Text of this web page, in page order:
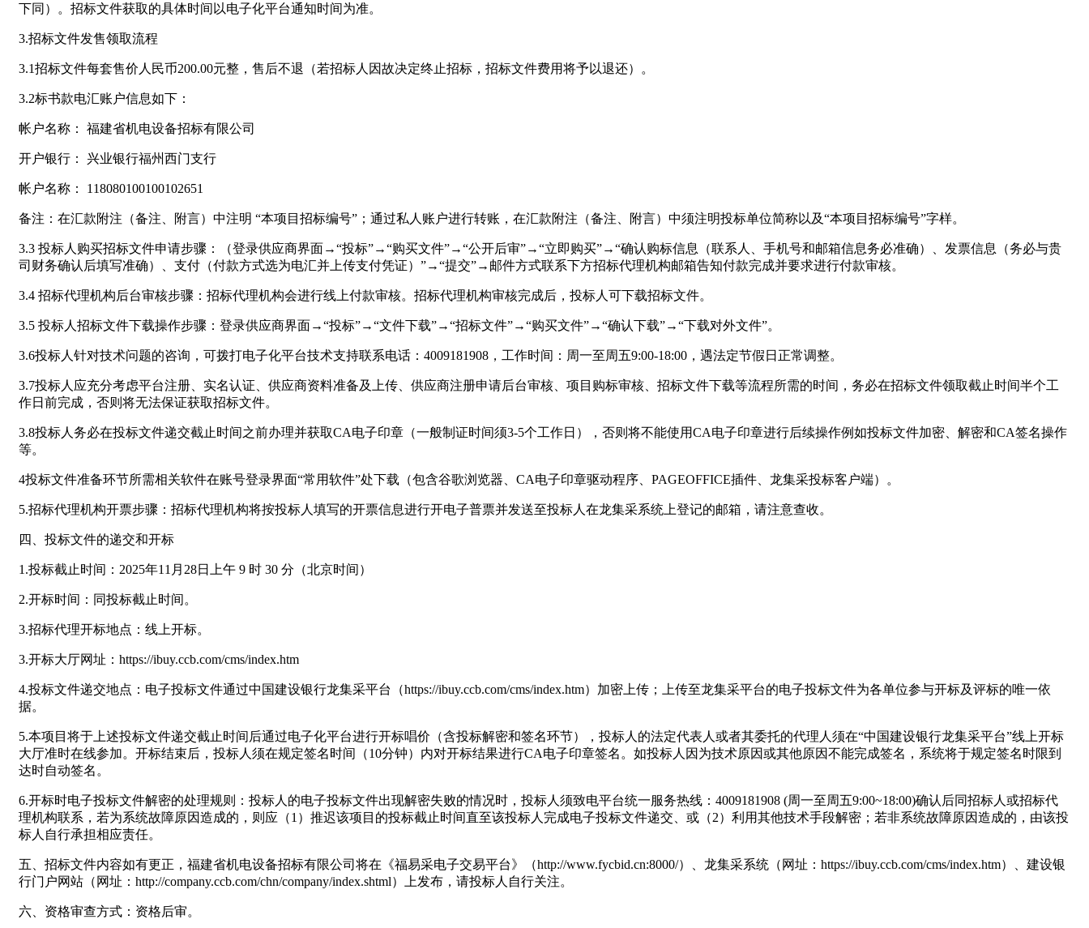
下同）。招标文件获取的具体时间以电子化平台通知时间为准。
3.招标文件发售领取流程
3.1招标文件每套售价人民币200.00元整，售后不退（若招标人因故决定终止招标，招标文件费用将予以退还）。
3.2标书款电汇账户信息如下：
帐户名称： 福建省机电设备招标有限公司
开户银行： 兴业银行福州西门支行
帐户名称： 118080100100102651
备注：在汇款附注（备注、附言）中注明 “本项目招标编号”；通过私人账户进行转账，在汇款附注（备注、附言）中须注明投标单位简称以及“本项目招标编号”字样。
3.3 投标人购买招标文件申请步骤：（登录供应商界面→“投标”→“购买文件”→“公开后审”→“立即购买”→“确认购标信息（联系人、手机号和邮箱信息务必准确）、发票信息（务必与贵
司财务确认后填写准确）、支付（付款方式选为电汇并上传支付凭证）”→“提交”→邮件方式联系下方招标代理机构邮箱告知付款完成并要求进行付款审核。
3.4 招标代理机构后台审核步骤：招标代理机构会进行线上付款审核。招标代理机构审核完成后，投标人可下载招标文件。
3.5 投标人招标文件下载操作步骤：登录供应商界面→“投标”→“文件下载”→“招标文件”→“购买文件”→“确认下载”→“下载对外文件”。
3.6投标人针对技术问题的咨询，可拨打电子化平台技术支持联系电话：4009181908，工作时间：周一至周五9:00-18:00，遇法定节假日正常调整。
3.7投标人应充分考虑平台注册、实名认证、供应商资料准备及上传、供应商注册申请后台审核、项目购标审核、招标文件下载等流程所需的时间，务必在招标文件领取截止时间半个工
作日前完成，否则将无法保证获取招标文件。
3.8投标人务必在投标文件递交截止时间之前办理并获取CA电子印章（一般制证时间须3-5个工作日），否则将不能使用CA电子印章进行后续操作例如投标文件加密、解密和CA签名操作
等。
4投标文件准备环节所需相关软件在账号登录界面“常用软件”处下载（包含谷歌浏览器、CA电子印章驱动程序、PAGEOFFICE插件、龙集采投标客户端）。
5.招标代理机构开票步骤：招标代理机构将按投标人填写的开票信息进行开电子普票并发送至投标人在龙集采系统上登记的邮箱，请注意查收。
四、投标文件的递交和开标
1.投标截止时间：2025年11月28日上午 9 时 30 分（北京时间）
2.开标时间：同投标截止时间。
3.招标代理开标地点：线上开标。
3.开标大厅网址：https://ibuy.ccb.com/cms/index.htm
4.投标文件递交地点：电子投标文件通过中国建设银行龙集采平台（https://ibuy.ccb.com/cms/index.htm）加密上传；上传至龙集采平台的电子投标文件为各单位参与开标及评标的唯一依
据。
5.本项目将于上述投标文件递交截止时间后通过电子化平台进行开标唱价（含投标解密和签名环节），投标人的法定代表人或者其委托的代理人须在“中国建设银行龙集采平台”线上开标
大厅准时在线参加。开标结束后，投标人须在规定签名时间（10分钟）内对开标结果进行CA电子印章签名。如投标人因为技术原因或其他原因不能完成签名，系统将于规定签名时限到
达时自动签名。
6.开标时电子投标文件解密的处理规则：投标人的电子投标文件出现解密失败的情况时，投标人须致电平台统一服务热线：4009181908 (周一至周五9:00~18:00)确认后同招标人或招标代
理机构联系，若为系统故障原因造成的，则应（1）推迟该项目的投标截止时间直至该投标人完成电子投标文件递交、或（2）利用其他技术手段解密；若非系统故障原因造成的，由该投
标人自行承担相应责任。
五、招标文件内容如有更正，福建省机电设备招标有限公司将在《福易采电子交易平台》（http://www.fycbid.cn:8000/）、龙集采系统（网址：https://ibuy.ccb.com/cms/index.htm）、建设银
行门户网站（网址：http://company.ccb.com/chn/company/index.shtml）上发布，请投标人自行关注。
六、资格审查方式：资格后审。